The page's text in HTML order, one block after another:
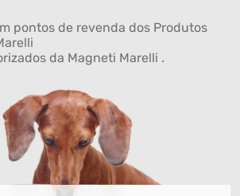
pontos de revenda dos Produtos
da Magneti Marelli .